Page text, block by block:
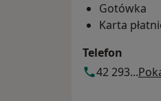
Gotówka
Karta
Telefon
42 293...